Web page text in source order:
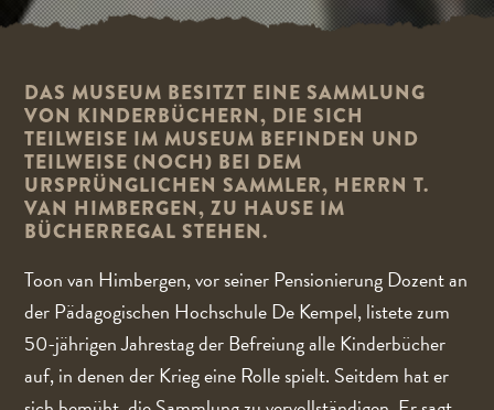
DAS MUSEUM BESITZT EINE SAMMLUNG
VON KINDERBÜCHERN, DIE SICH
TEILWEISE IM MUSEUM BEFINDEN UND
TEILWEISE (NOCH) BEI DEM
URSPRÜNGLICHEN SAMMLER, HERRN T.
VAN HIMBERGEN, ZU HAUSE IM
BÜCHERREGAL STEHEN.
Toon van Himbergen, vor seiner Pensionierung Dozent an
der Pädagogischen Hochschule De Kempel, listete zum
50-jährigen Jahrestag der Befreiung alle Kinderbücher
auf, in denen der Krieg eine Rolle spielt. Seitdem hat er